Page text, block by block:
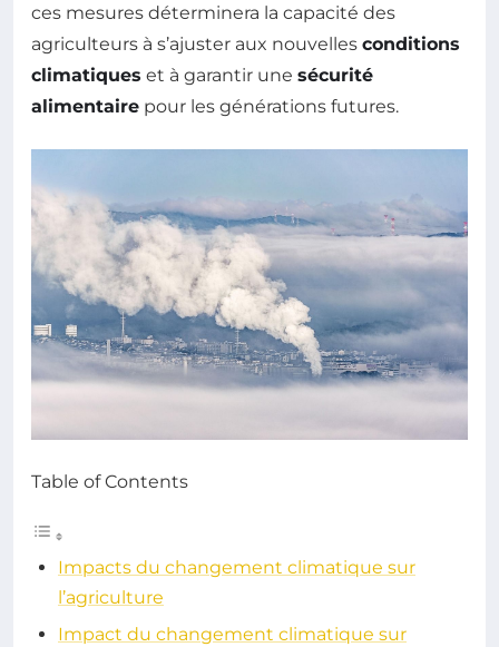
ces mesures déterminera la capacité des
agriculteurs à s’ajuster aux nouvelles conditions
climatiques et à garantir une sécurité
alimentaire pour les générations futures.
Table of Contents
Impacts du changement climatique sur
l’agriculture
Impact du changement climatique sur